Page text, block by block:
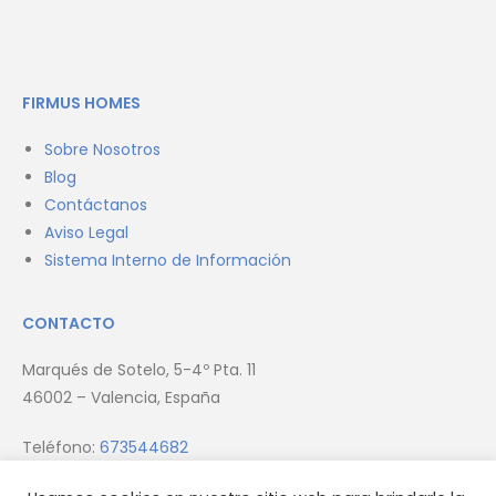
FIRMUS HOMES
Sobre Nosotros
Blog
Contáctanos
Aviso Legal
Sistema Interno de Información
CONTACTO
Marqués de Sotelo, 5-4º Pta. 11
46002 – Valencia, España
Teléfono: 673544682